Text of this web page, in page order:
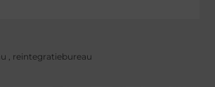
reintegratiebureau